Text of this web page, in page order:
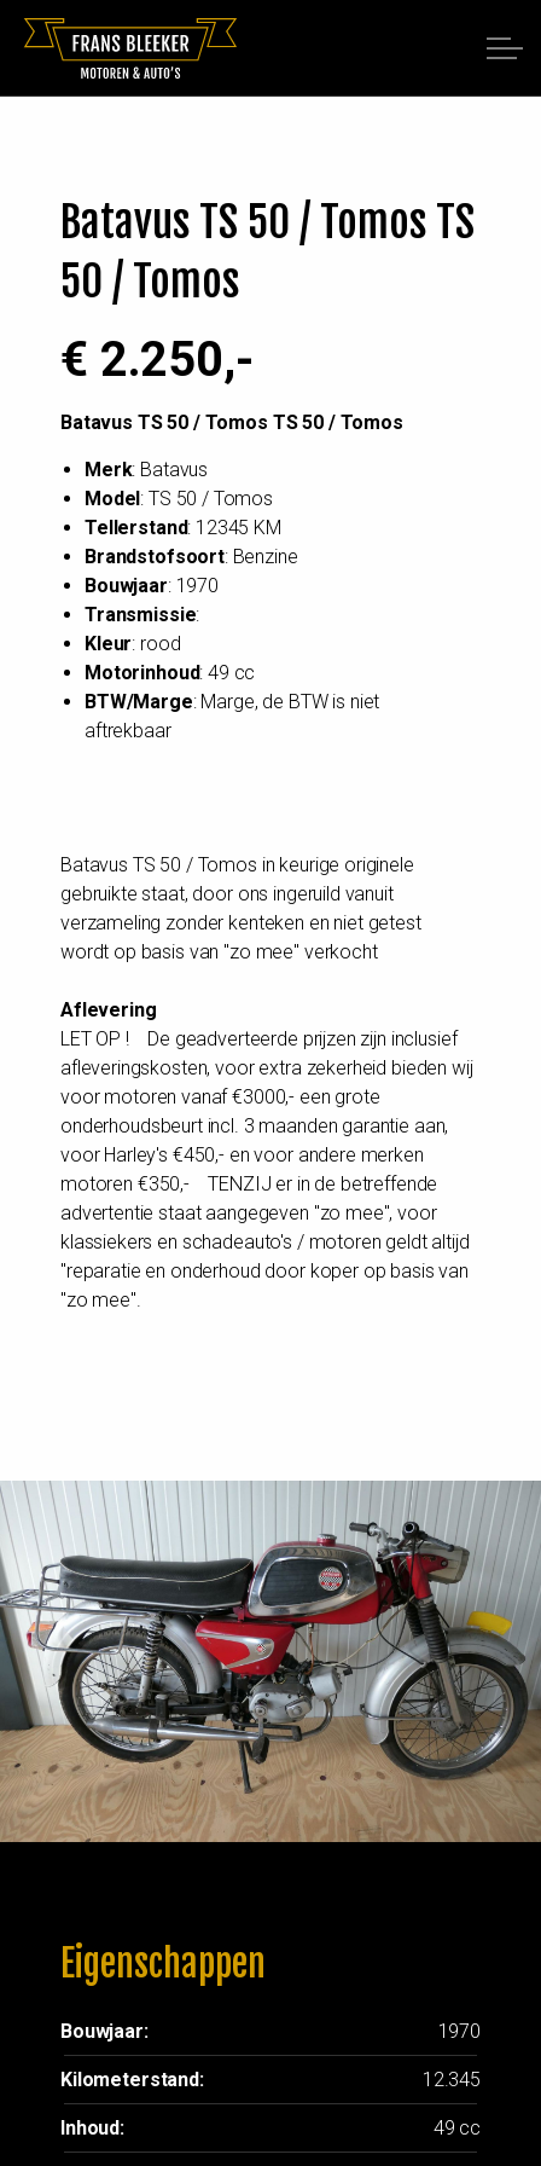
Eigenschappen
Bouwjaar: 1970
Kilometerstand: 12.345
Inhoud: 49 cc
Batavus TS 50 / Tomos TS
50 / Tomos
€ 2.250,-
Batavus TS 50 / Tomos TS 50 / Tomos
Merk: Batavus
Model: TS 50 / Tomos
Tellerstand: 12345 KM
Brandstofsoort: Benzine
Bouwjaar: 1970
Transmissie:
Kleur: rood
Motorinhoud: 49 cc
BTW/Marge: Marge, de BTW is niet
aftrekbaar
Batavus TS 50 / Tomos in keurige originele
gebruikte staat, door ons ingeruild vanuit
verzameling zonder kenteken en niet getest
wordt op basis van "zo mee" verkocht
Aflevering
LET OP ! De geadverteerde prijzen zijn inclusief
afleveringskosten, voor extra zekerheid bieden wij
voor motoren vanaf €3000,- een grote
onderhoudsbeurt incl. 3 maanden garantie aan,
voor Harley's €450,- en voor andere merken
motoren €350,- TENZIJ er in de betreffende
advertentie staat aangegeven "zo mee", voor
klassiekers en schadeauto's / motoren geldt altijd
"reparatie en onderhoud door koper op basis van
"zo mee".